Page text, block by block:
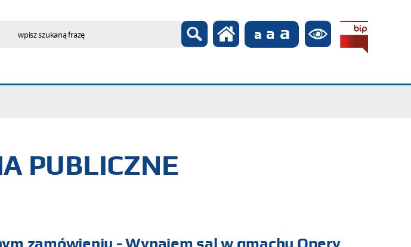
wpisz szukaną frazę
PUBLICZNE
zamówieniu - Wynajem sal w gmachu Opery